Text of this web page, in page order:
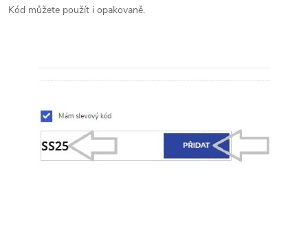
Kód můžete použít i opakovaně.